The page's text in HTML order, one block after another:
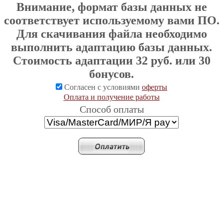
Внимание, формат базы данных не
соответствует используемому вами ПО.
Для скачивания файла необходимо
выполнить адаптацию базы данных.
Стоимость адаптации 32 руб. или 30
бонусов.
Согласен с условиями оферты
Оплата и получение работы
Cпособ оплаты